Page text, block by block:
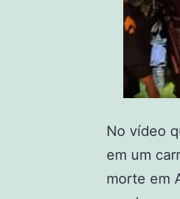
No vídeo
em um
morte em